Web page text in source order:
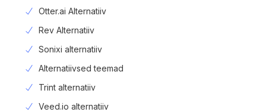
Otter.ai Alternatiiv
Rev Alternatiiv
Sonixi alternatiiv
Alternatiivsed teemad
Trint alternatiiv
Veed.io alternatiiv